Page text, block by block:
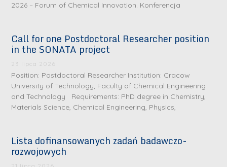
2026 – Forum of Chemical Innovation. Konferencja
Call for one Postdoctoral Researcher position
in the SONATA project
23 lipca 2026
Position: Postdoctoral Researcher Institution: Cracow
University of Technology, Faculty of Chemical Engineering
and Technology Requirements: PhD degree in Chemistry,
Materials Science, Chemical Engineering, Physics,
Lista dofinansowanych zadań badawczo-
rozwojowych
S
r